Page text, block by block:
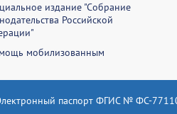
издание "Собрание
Российской
мобилизованным
паспорт ФГИС № ФС-